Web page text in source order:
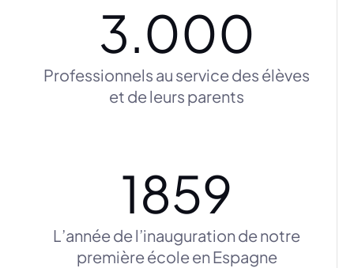
3.000
Professionnels au service des élèves
et de leurs parents
1859
L’année de l’inauguration de notre
première école en Espagne